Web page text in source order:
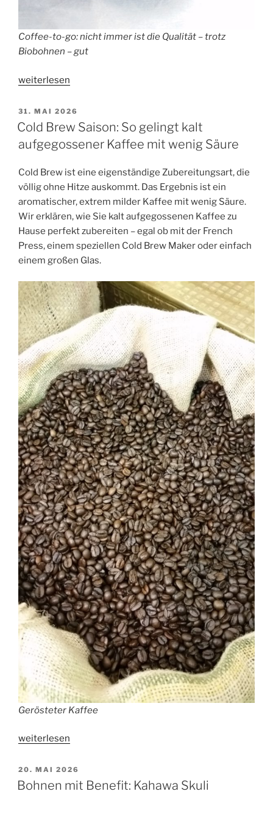
Coffee-to-go: nicht immer ist die Qualität – trotz
Biobohnen – gut
„Das
der
Coffee-
Shops
2026“
weiterlesen
VERÖFFENTLICHT
AM
31. MAI 2026
Cold Brew Saison: So gelingt kalt
aufgegossener Kaffee mit wenig Säure
Cold Brew ist eine eigenständige Zubereitungsart, die
völlig ohne Hitze auskommt. Das Ergebnis ist ein
aromatischer, extrem milder Kaffee mit wenig Säure.
Wir erklären, wie Sie kalt aufgegossenen Kaffee zu
Hause perfekt zubereiten – egal ob mit der French
Press, einem speziellen Cold Brew Maker oder einfach
einem großen Glas.
Gerösteter Kaffee
„Cold
Saison:
So
weiterlesen
VERÖFFENTLICHT
AM
20. MAI 2026
Bohnen mit Benefit: Kahawa Skuli